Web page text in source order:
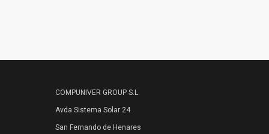
EMPRESAS REPRESENTADAS
COMPUNIVER GROUP S.L.
Avda Sistema Solar 24
San Fernando de Henares